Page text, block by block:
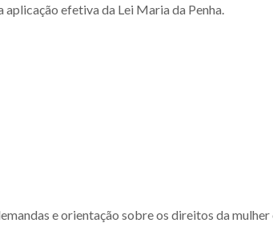
efetiva da Lei Maria da Penha.
e orientação sobre os direitos da mulher